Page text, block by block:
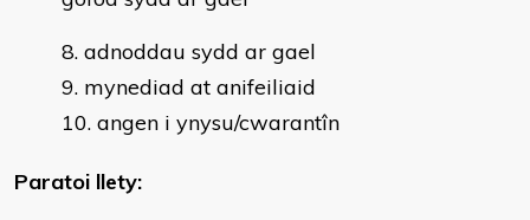
adnoddau sydd ar gael
mynediad at anifeiliaid
angen i ynysu/cwarantîn
Paratoi llety: